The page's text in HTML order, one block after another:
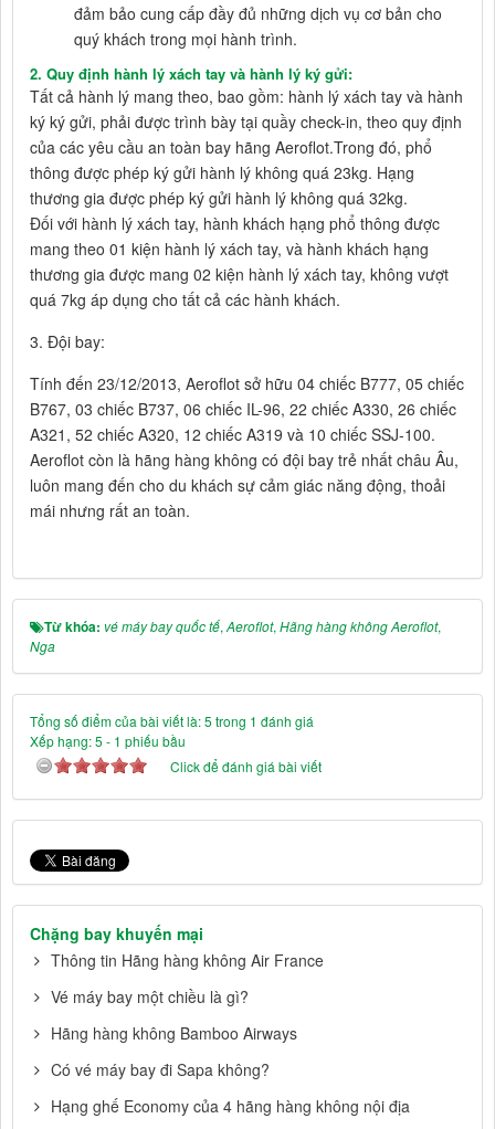
đảm bảo cung cấp đầy đủ những dịch vụ cơ bản cho
quý khách trong mọi hành trình.
2. Quy định hành lý xách tay và hành lý ký gửi:
Tất cả hành lý mang theo, bao gồm: hành lý xách tay và hành
ký ký gửi, phải được trình bày tại quầy check-in, theo quy định
của các yêu cầu an toàn bay hãng Aeroflot.Trong đó, phổ
thông được phép ký gửi hành lý không quá 23kg. Hạng
thương gia được phép ký gửi hành lý không quá 32kg.
Đối với hành lý xách tay, hành khách hạng phổ thông được
mang theo 01 kiện hành lý xách tay, và hành khách hạng
thương gia được mang 02 kiện hành lý xách tay, không vượt
quá 7kg áp dụng cho tất cả các hành khách.
3. Đội bay:
Tính đến 23/12/2013, Aeroflot sở hữu 04 chiếc B777, 05 chiếc
B767, 03 chiếc B737, 06 chiếc IL-96, 22 chiếc A330, 26 chiếc
A321, 52 chiếc A320, 12 chiếc A319 và 10 chiếc SSJ-100.
Aeroflot còn là hãng hàng không có đội bay trẻ nhất châu Âu,
luôn mang đến cho du khách sự cảm giác năng động, thoải
mái nhưng rất an toàn.
Từ khóa: vé máy bay quốc tế, Aeroflot, Hãng hàng không Aeroflot,
Nga
Tổng số điểm của bài viết là: 5 trong 1 đánh giá
Xếp hạng:5 - 1 phiếu bầu
Click để đánh giá bài viết
Chặng bay khuyến mại
Thông tin Hãng hàng không Air France
Vé máy bay một chiều là gì?
Hãng hàng không Bamboo Airways
Có vé máy bay đi Sapa không?
Hạng ghế Economy của 4 hãng hàng không nội địa